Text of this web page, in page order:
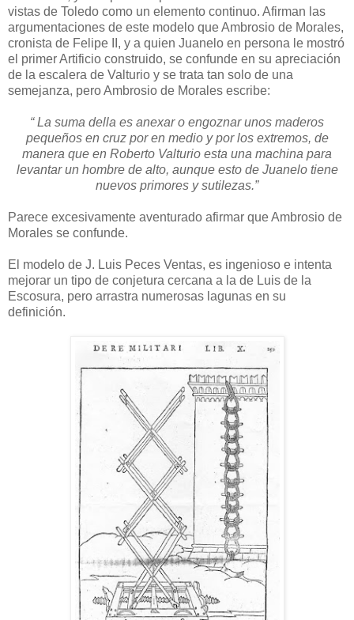
vistas de Toledo como un elemento continuo. Afirman las
argumentaciones de este modelo que Ambrosio de Morales,
cronista de Felipe II, y a quien Juanelo en persona le mostró
el primer Artificio construido, se confunde en su apreciación
de la escalera de Valturio y se trata tan solo de una
semejanza, pero Ambrosio de Morales escribe:
“ La suma della es anexar o engoznar unos maderos
pequeños en cruz por en medio y por los extremos, de
manera que en Roberto Valturio esta una machina para
levantar un hombre de alto, aunque esto de Juanelo tiene
nuevos primores y sutilezas.”
Parece excesivamente aventurado afirmar que Ambrosio de
Morales se confunde.
El modelo de J. Luis Peces Ventas, es ingenioso e intenta
mejorar un tipo de conjetura cercana a la de Luis de la
Escosura, pero arrastra numerosas lagunas en su
definición.